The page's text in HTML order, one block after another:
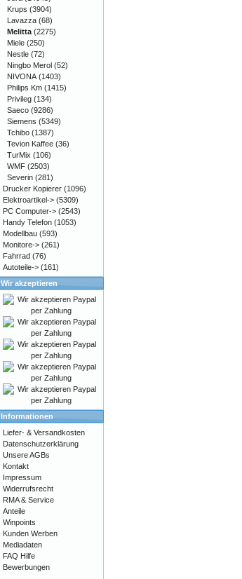
Krups (3904)
Lavazza (68)
Melitta (2275)
Miele (250)
Nestle (72)
Ningbo Merol (52)
NIVONA (1403)
Philips Km (1415)
Privileg (134)
Saeco (9286)
Siemens (5349)
Tchibo (1387)
Tevion Kaffee (36)
TurMix (106)
WMF (2503)
Severin (281)
Drucker Kopierer (1096)
Elektroartikel-> (5309)
PC Computer-> (2543)
Handy Telefon (1053)
Modellbau (593)
Monitore-> (261)
Fahrrad (76)
Autoteile-> (161)
Wir akzeptieren
Informationen
Liefer- & Versandkosten
Datenschutzerklärung
Unsere AGBs
Kontakt
Impressum
Widerrufsrecht
RMA & Service
Anteile
Winpoints
Kunden Werben
Mediadaten
FAQ Hilfe
Bewerbungen